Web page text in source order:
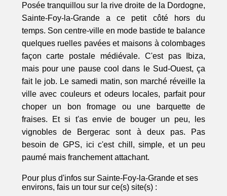
Posée tranquillou sur la rive droite de la Dordogne,
Sainte-Foy-la-Grande a ce petit côté hors du
temps. Son centre-ville en mode bastide te balance
quelques ruelles pavées et maisons à colombages
façon carte postale médiévale. C'est pas Ibiza,
mais pour une pause cool dans le Sud-Ouest, ça
fait le job. Le samedi matin, son marché réveille la
ville avec couleurs et odeurs locales, parfait pour
choper un bon fromage ou une barquette de
fraises. Et si t'as envie de bouger un peu, les
vignobles de Bergerac sont à deux pas. Pas
besoin de GPS, ici c'est chill, simple, et un peu
paumé mais franchement attachant.
Pour plus d'infos sur Sainte-Foy-la-Grande et ses
environs, fais un tour sur ce(s) site(s) :